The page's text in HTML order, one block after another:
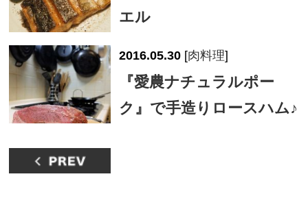
エル
2016.05.30 [肉料理]
『愛農ナチュラルポー
ク』で手造りロースハム♪